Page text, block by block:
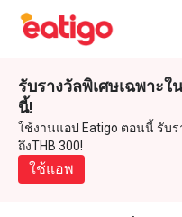
รับรางวัลพิเศษเฉพาะ
นี้!
ใช้งานแอป Eatigo ตอนนี้ รับ
ถึงTHB 300!
ใช้แอพ